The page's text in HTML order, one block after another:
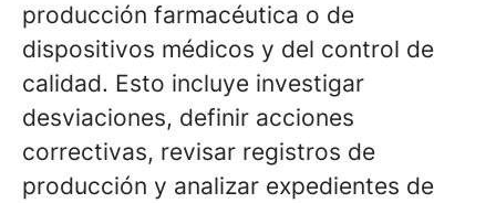
producción farmacéutica o de
dispositivos médicos y del control de
calidad. Esto incluye investigar
desviaciones, definir acciones
correctivas, revisar registros de
producción y analizar expedientes de